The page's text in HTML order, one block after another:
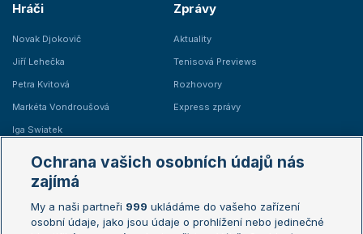
Hráči
Novak Djokovič
Jiří Lehečka
Petra Kvitová
Markéta Vondroušová
Iga Swiatek
Zprávy
Aktuality
Tenisová Previews
Rozhovory
Express zprávy
Žebříčky
Žebříček ATP (muži)
Žebříček WTA (ženy)
Australian Open
French Open
Ochrana vašich osobních údajů nás
zajímá
My a naši partneři 999 ukládáme do vašeho zařízení
osobní údaje, jako jsou údaje o prohlížení nebo jedinečné